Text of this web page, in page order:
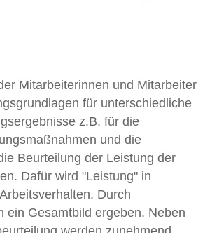
Mitarbeiterinnen und Mitarbeiter
für unterschiedliche
z.B. für die
und die
Beurteilung der Leistung der
Dafür wird "Leistung" in
Durch
ein Gesamtbild ergeben. Neben